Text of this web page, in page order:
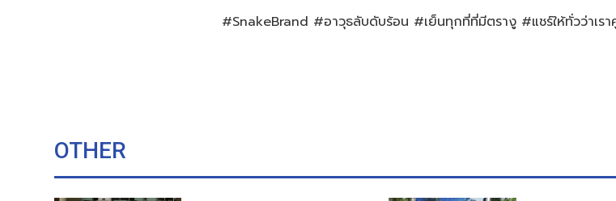
#SnakeBrand #อาวุธลับดับร้อน #เย็นทุกที่ที่มีตรางู #แชร์ให้ทั่วว่าเรา
OTHER